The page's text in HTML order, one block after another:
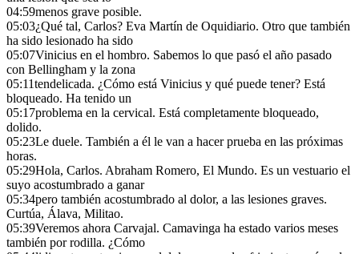
04:59menos grave posible.
05:03¿Qué tal, Carlos? Eva Martín de Oquidiario. Otro que también
ha sido lesionado ha sido
05:07Vinicius en el hombro. Sabemos lo que pasó el año pasado
con Bellingham y la zona
05:11tendelicada. ¿Cómo está Vinicius y qué puede tener? Está
bloqueado. Ha tenido un
05:17problema en la cervical. Está completamente bloqueado,
dolido.
05:23Le duele. También a él le van a hacer prueba en las próximas
horas.
05:29Hola, Carlos. Abraham Romero, El Mundo. Es un vestuario el
suyo acostumbrado a ganar
05:34pero también acostumbrado al dolor, a las lesiones graves.
Curtúa, Álava, Militao.
05:39Veremos ahora Carvajal. Camavinga ha estado varios meses
también por rodilla. ¿Cómo